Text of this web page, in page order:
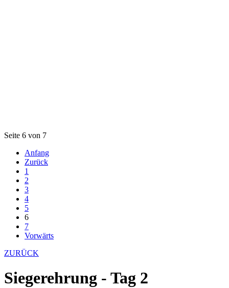
Seite 6 von 7
Anfang
Zurück
1
2
3
4
5
6
7
Vorwärts
ZURÜCK
Siegerehrung - Tag 2